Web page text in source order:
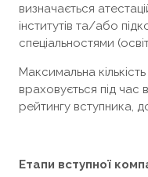
визначається
інститутів та/або
спеціальностями
Максимальна
враховується під час
рейтингу вступника,
Етапи вступної